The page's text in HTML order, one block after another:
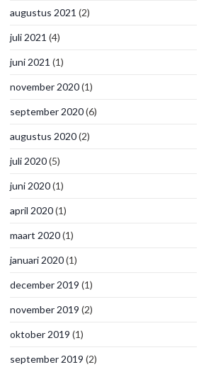
augustus 2021 (2)
juli 2021 (4)
juni 2021 (1)
november 2020(1)
september 2020(6)
augustus 2020(2)
juli 2020(5)
juni 2020(1)
april 2020(1)
maart 2020(1)
januari 2020(1)
december 2019 (1)
november 2019 (2)
oktober 2019 (1)
september 2019 (2)